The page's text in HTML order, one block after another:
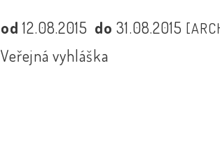
od12.08.2015 do31.08.2015
Veřejná vyhláška